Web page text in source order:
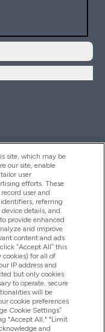
site, which may be
our site, enable
user
efforts. These
user and
referring
details, and
provide enhanced
and improve
content and ads
“Accept All” this
for all of
IP address and
but only cookies
to operate, secure
will be
cookie preferences
Cookie Settings”
"Accept All," "Limit
and